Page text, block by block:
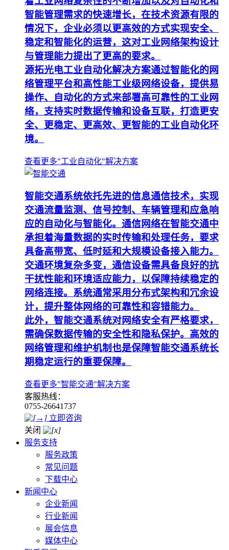
智能管理需求的快速增长，在技术资源有限的
情况下，企业必须以更高效的方式实现安全、
稳定和智能化的运营，这对工业网络架构设计
与管理能力提出了更高的要求。
源拓光电工业自动化解决方案通过智能化的网
络管理平台和高性能工业级网络设备，提供易
操作、自动化的方式来部署高可靠性的工业网
络，支持实时数据传输和设备互联，打造更安
全、更稳定、更高效、更智能的工业自动化环
境。
查看更多"工业自动化"解决方案
智能交通系统依托先进的信息通信技术，实现
交通流量监测、信号控制、车辆管理和应急响
应的自动化与智能化。通信网络在智能交通中
承担着海量数据的实时传输和处理任务，要求
具备高带宽、低时延和大规模设备接入能力。
交通环境复杂多变，通信设备需具备良好的抗
干扰性能和环境适应能力，以保障持续稳定的
网络连接。系统通常采用分布式架构和冗余设
计，提升整体网络的可靠性和容错能力。
此外，智能交通系统对网络安全有严格要求，
需确保数据传输的安全性和隐私保护。高效的
网络管理和维护机制也是保障智能交通系统长
期稳定运行的重要保障。
查看更多"智能交通"解决方案
客服热线：
0755-26641737
立即咨询
关闭
服务支持
服务政策
常见问题
下载中心
新闻中心
企业新闻
行业新闻
展会信息
媒体中心